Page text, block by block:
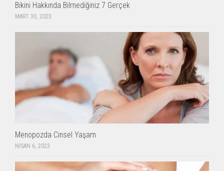
Bikini Hakkında Bilmediğiniz 7 Gerçek
MART 30, 2023
Menopozda Cinsel Yaşam
NISAN 6, 2023